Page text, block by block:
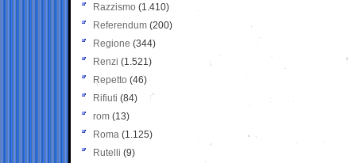
Razzismo (1.410)
Referendum (200)
Regione (344)
Renzi (1.521)
Repetto (46)
Rifiuti (84)
rom (13)
Roma (1.125)
Rutelli (9)